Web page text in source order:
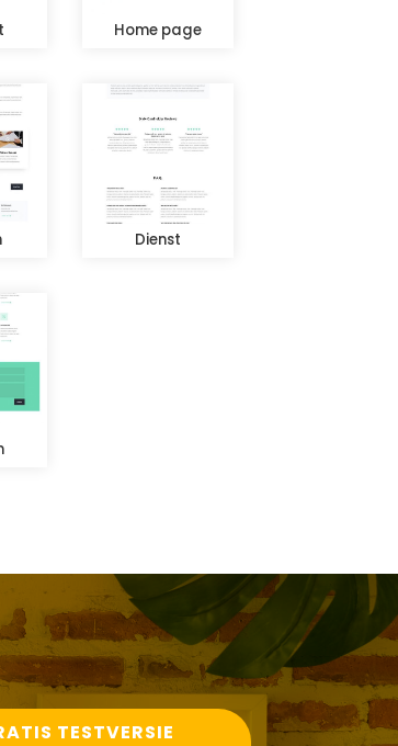
Home page
Dienst
TESTVERSIE